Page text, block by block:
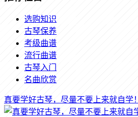
选购知识
古琴保养
考级曲谱
流行曲谱
古琴入门
名曲欣赏
真要学好古琴，尽量不要上来就自学！